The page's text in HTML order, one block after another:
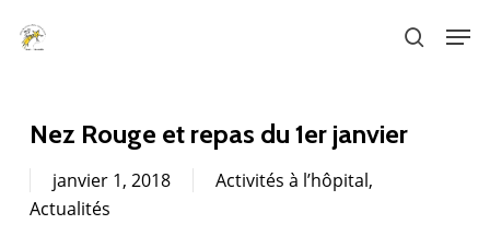
search
Nez Rouge et repas du 1er janvier
janvier 1, 2018 Activités à l’hôpital,
Actualités